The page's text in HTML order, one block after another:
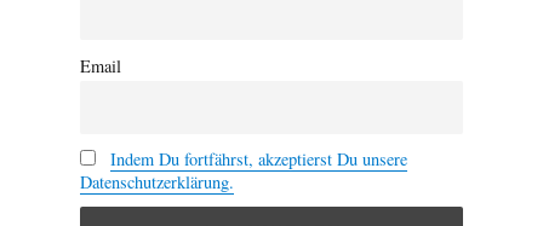
Email
Indem Du fortfährst, akzeptierst Du unsere
Datenschutzerklärung.